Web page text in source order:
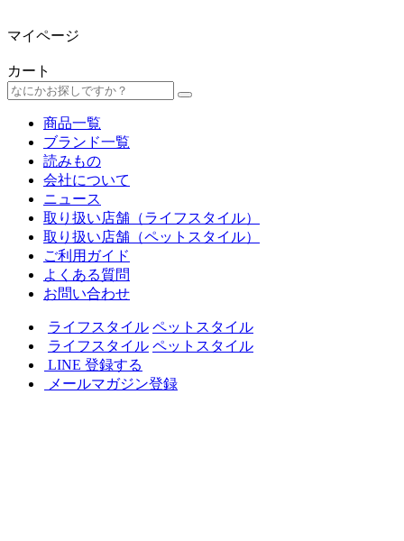
マイページ
カート
商品一覧
ブランド一覧
読みもの
会社について
ニュース
取り扱い店舗（ライフスタイル）
取り扱い店舗（ペットスタイル）
ご利用ガイド
よくある質問
お問い合わせ
ライフスタイル ペットスタイル
ライフスタイル ペットスタイル
LINE 登録する
メールマガジン登録